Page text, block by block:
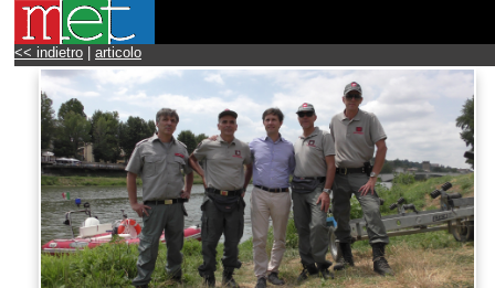
<< indietro articolo